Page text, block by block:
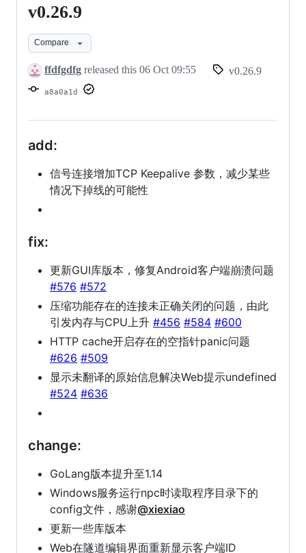
v0.26.9
v0.26.9
Compare
ffdfgdfg released this 06 Oct 09:55 v0.26.9
a8a0a1d
add:
信号连接增加TCP Keepalive 参数，减少某些
情况下掉线的可能性
fix:
更新GUI库版本，修复Android客户端崩溃问题
#576 #572
压缩功能存在的连接未正确关闭的问题，由此
引发内存与CPU上升 #456 #584 #600
HTTP cache开启存在的空指针panic问题
#626 #509
显示未翻译的原始信息解决Web提示undefined
#524 #636
change:
GoLang版本提升至1.14
Windows服务运行npc时读取程序目录下的
config文件，感谢@xiexiao
更新一些库版本
Web在隧道编辑界面重新显示客户端ID